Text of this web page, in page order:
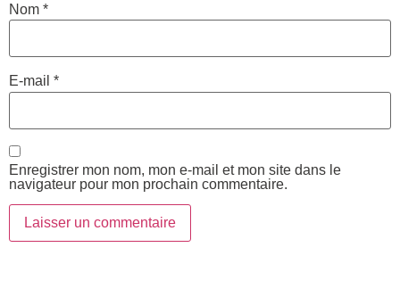
Nom *
E-mail *
Enregistrer mon nom, mon e-mail et mon site dans le
navigateur pour mon prochain commentaire.